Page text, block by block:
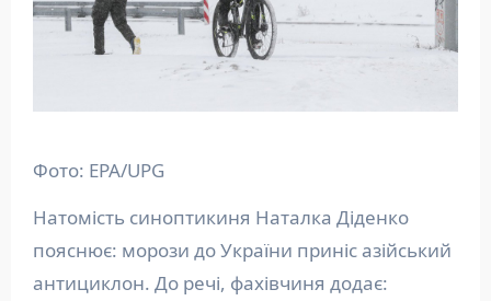
Фото: EPA/UPG
Натомість синоптикиня Наталка Діденко
пояснює: морози до України приніс азійський
антициклон. До речі, фахівчиня додає: